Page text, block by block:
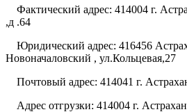
Фактический адрес: 414004 г.
,д .64
Юридический адрес: 416456
Новоначаловский , ул.Кольцевая,27
Почтовый адрес: 414041 г.
Адрес отгрузки: 414004 г.